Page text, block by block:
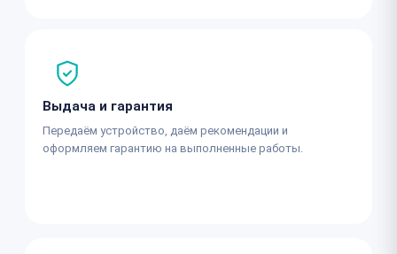
Выдача и гарантия
Передаём устройство, даём рекомендации и
оформляем гарантию на выполненные работы.